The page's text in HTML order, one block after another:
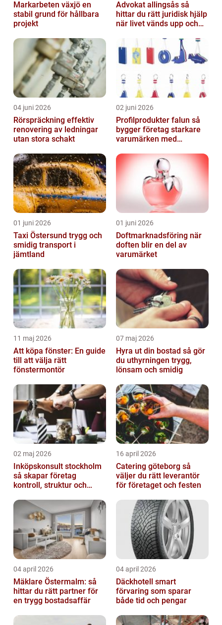
Markarbeten växjö en
stabil grund för hållbara
projekt
Advokat allingsås så
hittar du rätt juridisk hjälp
när livet vänds upp och
04 juni 2026
Rörspräckning effektiv
renovering av ledningar
utan stora schakt
02 juni 2026
Profilprodukter falun så
bygger företag starkare
varumärken med
01 juni 2026
Taxi Östersund trygg och
smidig transport i
jämtland
01 juni 2026
Doftmarknadsföring när
doften blir en del av
varumärket
11 maj 2026
Att köpa fönster: En guide
till att välja rätt
fönstermontör
07 maj 2026
Hyra ut din bostad så gör
du uthyrningen trygg,
lönsam och smidig
02 maj 2026
Inköpskonsult stockholm
så skapar företag
kontroll, struktur och
16 april 2026
Catering göteborg så
väljer du rätt leverantör
för företaget och festen
04 april 2026
Mäklare Östermalm: så
hittar du rätt partner för
en trygg bostadsaffär
04 april 2026
Däckhotell smart
förvaring som sparar
både tid och pengar